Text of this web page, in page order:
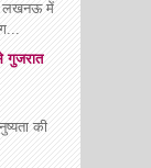
लखनऊ में
गुजरात
की